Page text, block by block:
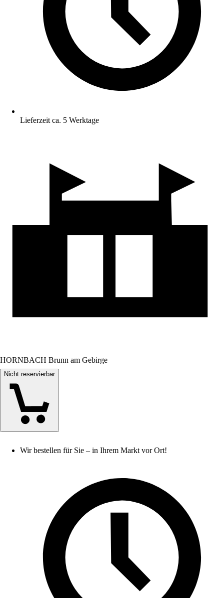
Lieferzeit ca. 5 Werktage
HORNBACH Brunn am Gebirge
Nicht reservierbar
Wir bestellen für Sie – in Ihrem Markt vor Ort!